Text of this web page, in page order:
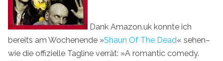
Dank Amazon.uk konnte ich
bereits am Wochenende »Shaun Of The Dead« sehen–
wie die offizielle Tagline verrät: »A romantic comedy.